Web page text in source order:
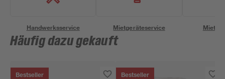
Handwerksservice Mietgeräteservice
Häufig dazu gekauft
Bestseller Bestseller